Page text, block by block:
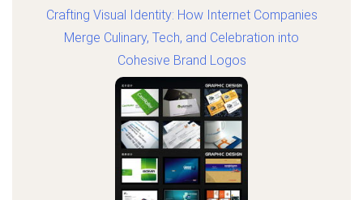
Crafting Visual Identity: How Internet Companies
Merge Culinary, Tech, and Celebration into
Cohesive Brand Logos